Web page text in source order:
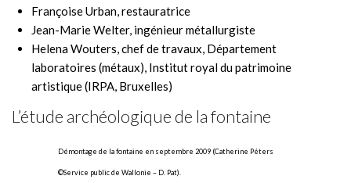
Françoise Urban, restauratrice
Jean-Marie Welter, ingénieur métallurgiste
Helena Wouters, chef de travaux, Département
laboratoires (métaux), Institut royal du patrimoine
artistique (IRPA, Bruxelles)
L’étude archéologique de la fontaine
Démontage de la fontaine en septembre 2009 (Catherine Péters
©Service public de Wallonie – D. Pat).